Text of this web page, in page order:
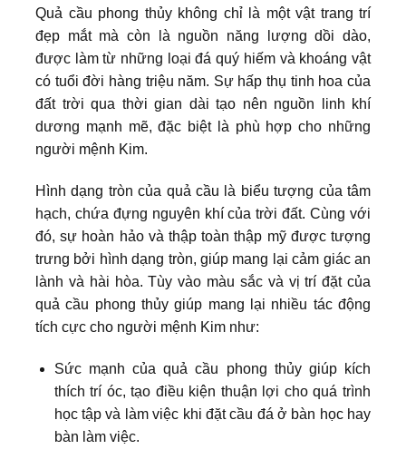
Quả cầu phong thủy không chỉ là một vật trang trí
đẹp mắt mà còn là nguồn năng lượng dồi dào,
được làm từ những loại đá quý hiếm và khoáng vật
có tuổi đời hàng triệu năm. Sự hấp thụ tinh hoa của
đất trời qua thời gian dài tạo nên nguồn linh khí
dương mạnh mẽ, đặc biệt là phù hợp cho những
người mệnh Kim.
Hình dạng tròn của quả cầu là biểu tượng của tâm
hạch, chứa đựng nguyên khí của trời đất. Cùng với
đó, sự hoàn hảo và thập toàn thập mỹ được tượng
trưng bởi hình dạng tròn, giúp mang lại cảm giác an
lành và hài hòa. Tùy vào màu sắc và vị trí đặt của
quả cầu phong thủy giúp mang lại nhiều tác động
tích cực cho người mệnh Kim như:
Sức mạnh của quả cầu phong thủy giúp kích
thích trí óc, tạo điều kiện thuận lợi cho quá trình
học tập và làm việc khi đặt cầu đá ở bàn học hay
bàn làm việc.